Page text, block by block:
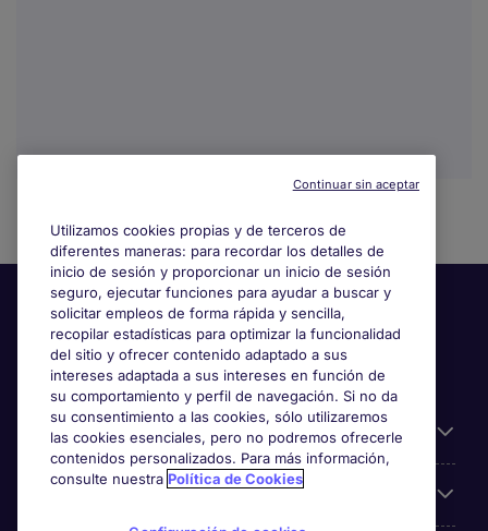
Información útil
Búsqueda de empleo
Utilizamos cookies propias y de terceros de
diferentes maneras: para recordar los detalles de
inicio de sesión y proporcionar un inicio de sesión
seguro, ejecutar funciones para ayudar a buscar y
solicitar empleos de forma rápida y sencilla,
recopilar estadísticas para optimizar la funcionalidad
del sitio y ofrecer contenido adaptado a sus
intereses adaptada a sus intereses en función de
su comportamiento y perfil de navegación. Si no da
su consentimiento a las cookies, sólo utilizaremos
las cookies esenciales, pero no podremos ofrecerle
contenidos personalizados. Para más información,
consulte nuestra Política de Cookies
Continuar sin aceptar